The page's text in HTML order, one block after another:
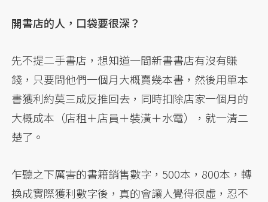
開書店的人，口袋要很深？
先不提二手書店，想知道一間新書書店有沒有賺
錢，只要問他們一個月大概賣幾本書，然後用單本
書獲利約莫三成反推回去，同時扣除店家一個月的
大概成本（店租＋店員＋裝潢＋水電），就一清二
楚了。
乍聽之下厲害的書籍銷售數字，500本，800本，轉
換成實際獲利數字後，真的會讓人覺得很虛，忍不